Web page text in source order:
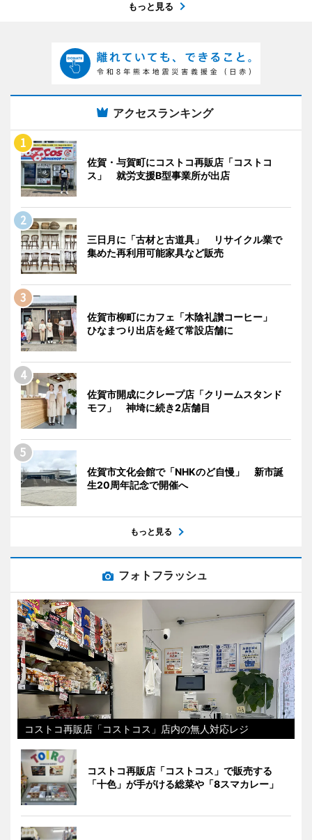
もっと見る
アクセスランキング
佐賀・与賀町にコストコ再販店「コストコ
ス」 就労支援B型事業所が出店
三日月に「古材と古道具」 リサイクル業で
集めた再利用可能家具など販売
佐賀市柳町にカフェ「木陰礼讃コーヒー」
ひなまつり出店を経て常設店舗に
佐賀市開成にクレープ店「クリームスタンド
モフ」 神埼に続き2店舗目
佐賀市文化会館で「NHKのど自慢」 新市誕
生20周年記念で開催へ
もっと見る
フォトフラッシュ
コストコ再販店「コストコス」店内の無人対応レジ
コストコ再販店「コストコス」で販売する
「十色」が手がける総菜や「8スマカレー」